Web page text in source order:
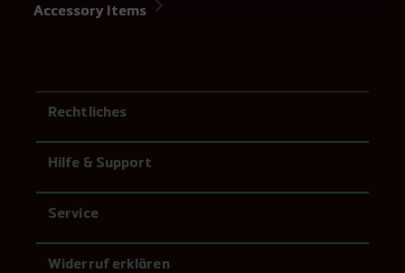
Accessory Items
Rechtliches
Hilfe & Support
Service
Widerruf erklären